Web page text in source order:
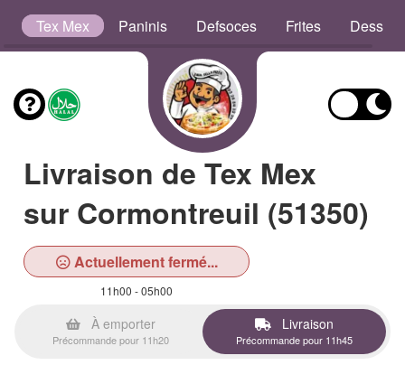
Tex Mex Paninis Defsoces Frites
Livraison de Tex Mex
sur Cormontreuil (51350)
Actuellement fermé...
11h00 - 05h00
À emporter
Précommande pour 11h20
Livraison
Précommande pour 11h45